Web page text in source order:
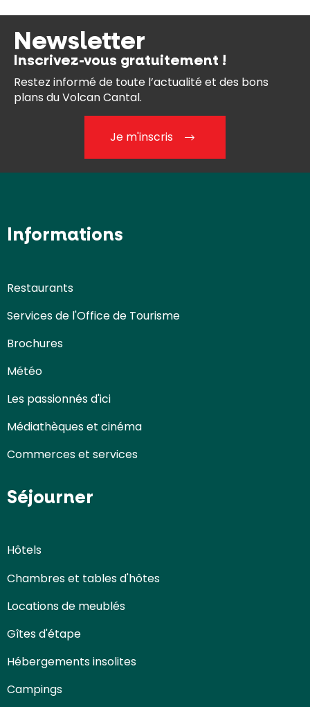
Newsletter
Inscrivez-vous gratuitement !
Restez informé de toute l’actualité et des bons
plans du Volcan Cantal.
Je m'inscris
Informations
Restaurants
Services de l'Office de Tourisme
Brochures
Météo
Les passionnés d'ici
Médiathèques et cinéma
Commerces et services
Séjourner
Hôtels
Chambres et tables d'hôtes
Locations de meublés
Gîtes d'étape
Hébergements insolites
Campings